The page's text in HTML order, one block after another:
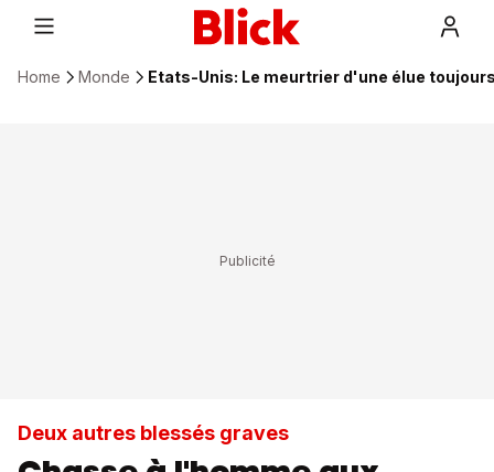
Home Monde Etats-Unis: Le meurtrier d'une élue
Deux autres blessés graves